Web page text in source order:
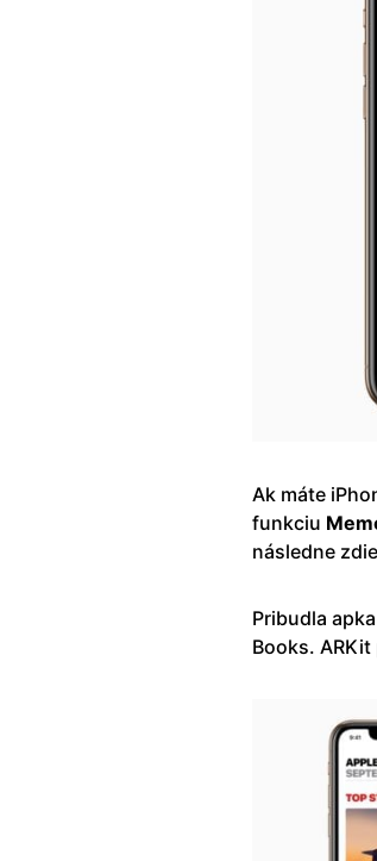
Ak máte
funkciu
následne
Pribudla apka
Books.